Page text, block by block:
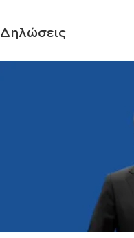
Δηλώσεις